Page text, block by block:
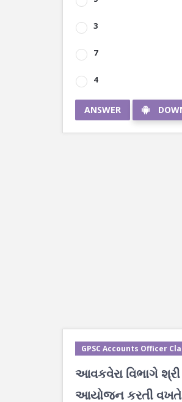
3
7
4
ANSWER
GPSC Accounts Officer
આવકવેરા વિભાગે
આયોજન કરતી વખતે